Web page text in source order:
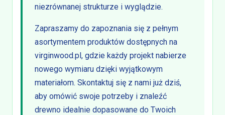
niezrównanej strukturze i wyglądzie.
Zapraszamy do zapoznania się z pełnym
asortymentem produktów dostępnych na
virginwood.pl, gdzie każdy projekt nabierze
nowego wymiaru dzięki wyjątkowym
materiałom. Skontaktuj się z nami już dziś,
aby omówić swoje potrzeby i znaleźć
drewno idealnie dopasowane do Twoich